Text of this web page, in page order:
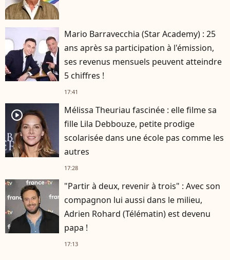
Mario Barravecchia (Star Academy) : 25
ans après sa participation à l'émission,
ses revenus mensuels peuvent atteindre
5 chiffres !
17:41
player2
Mélissa Theuriau fascinée : elle filme sa
fille Lila Debbouze, petite prodige
scolarisée dans une école pas comme les
autres
17:28
"Partir à deux, revenir à trois" : Avec son
compagnon lui aussi dans le milieu,
Adrien Rohard (Télématin) est devenu
papa !
17:13